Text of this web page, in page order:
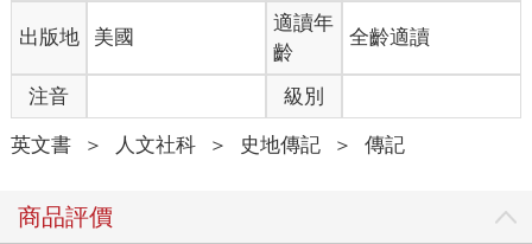
出版地 美國
適讀年
齡
全齡適讀
注音 級別
英文書 ＞ 人文社科 ＞ 史地傳記 ＞ 傳記
商品評價